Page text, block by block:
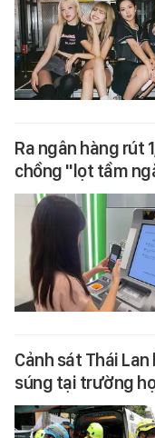
Ra ngân hàng rút
chồng "lọt tầm
Cảnh sát Thái
súng tại trường